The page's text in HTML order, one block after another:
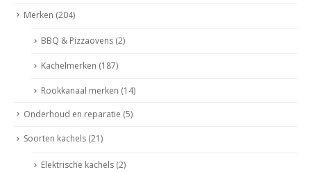
Merken (204)
BBQ & Pizzaovens (2)
Kachelmerken (187)
Rookkanaal merken (14)
Onderhoud en reparatie (5)
Soorten kachels (21)
Elektrische kachels (2)